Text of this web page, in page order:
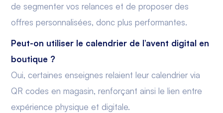
de segmenter vos relances et de proposer des
offres personnalisées, donc plus performantes.
Peut-on utiliser le calendrier de l’avent digital en
boutique ?
Oui, certaines enseignes relaient leur calendrier via
QR codes en magasin, renforçant ainsi le lien entre
expérience physique et digitale.